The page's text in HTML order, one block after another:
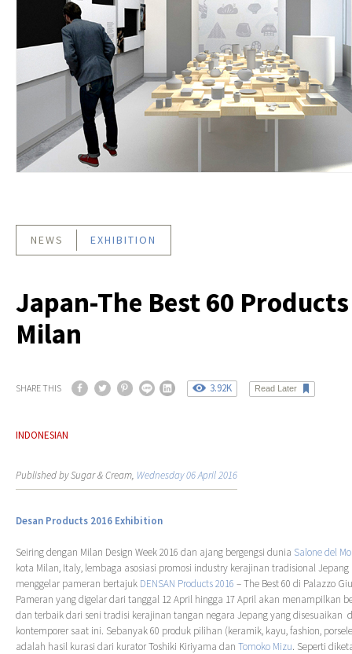
NEWS EXHIBITION
Japan-The Best 60
Milan
SHARE THIS 3.92K Read Later
INDONESIAN
Published by Sugar & Cream, Wednesday 06 April 2016
Desan Products 2016 Exhibition
Seiring dengan Milan Design Week 2016 dan ajang bergengsi dunia Salone del
kota Milan, Italy, lembaga asosiasi promosi industry kerajinan tradisional
menggelar pameran bertajuk DENSAN Products 2016 – The Best 60 di Palazzo
Pameran yang digelar dari tanggal 12 April hingga 17 April akan menampilkan
dan terbaik dari seni tradisi kerajinan tangan negara Jepang yang disesuaikan
kontemporer saat ini. Sebanyak 60 produk pilihan (keramik, kayu, fashion,
adalah hasil kurasi dari kurator Toshiki Kiriyama dan Tomoko Mizu. Seperti